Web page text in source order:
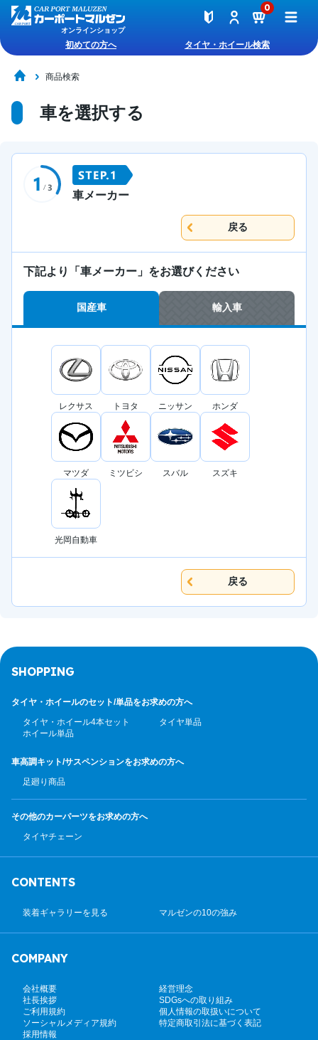
オンラインショップ
0
初めての方へ タイヤ・ホイール検索
商品検索
車を選択する
車メーカー
戻る
下記より「車メーカー」をお選びください
国産車 輸入車
レクサス トヨタ ニッサン ホンダ
マツダ ミツビシ スバル スズキ
光岡自動車
戻る
SHOPPING
タイヤ・ホイールのセット/単品をお求めの方へ
タイヤ・ホイール4本セット
タイヤ単品
ホイール単品
車高調キット/サスペンションをお求めの方へ
足廻り商品
その他のカーパーツをお求めの方へ
タイヤチェーン
CONTENTS
装着ギャラリーを見る マルゼンの10の強み
COMPANY
会社概要
経営理念
社長挨拶
SDGsへの取り組み
ご利用規約
個人情報の取扱いについて
ソーシャルメディア規約
特定商取引法に基づく表記
採用情報